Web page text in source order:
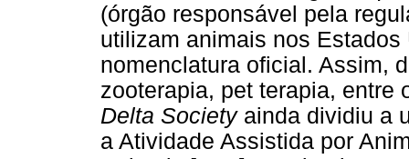
(órgão responsável pela
utilizam animais nos
nomenclatura oficial. Assim,
zooterapia, pet terapia, entre
Delta Societyainda dividiu a
a Atividade Assistida por